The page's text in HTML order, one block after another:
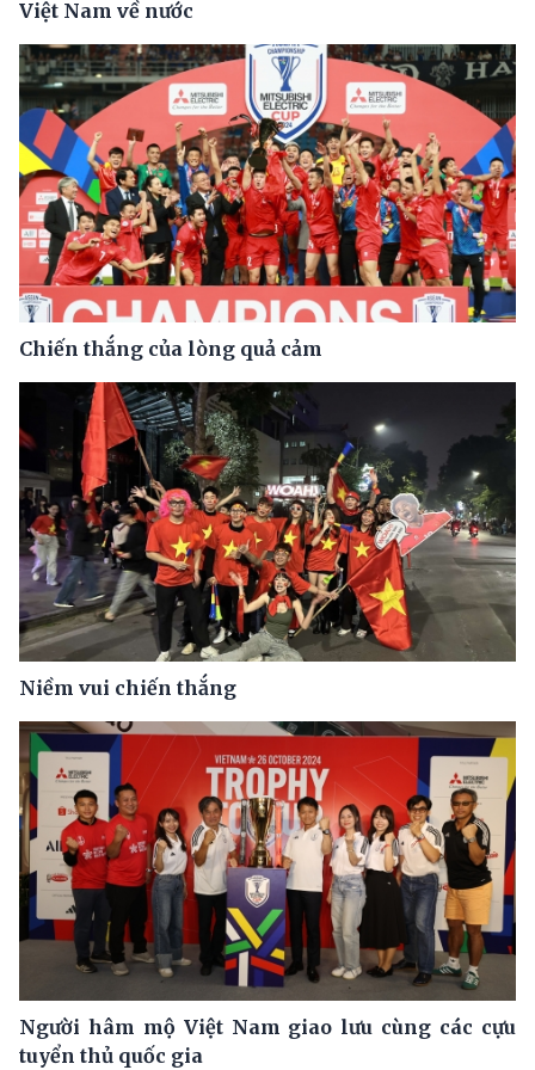
Việt Nam về nước
Chiến thắng của lòng quả cảm
Niềm vui chiến thắng
Người hâm mộ Việt Nam giao lưu cùng các cựu
tuyển thủ quốc gia